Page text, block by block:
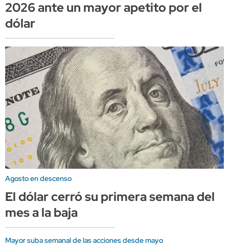
2026 ante un mayor apetito por el
dólar
Agosto en descenso
El dólar cerró su primera semana del
mes a la baja
Mayor suba semanal de las acciones desde mayo